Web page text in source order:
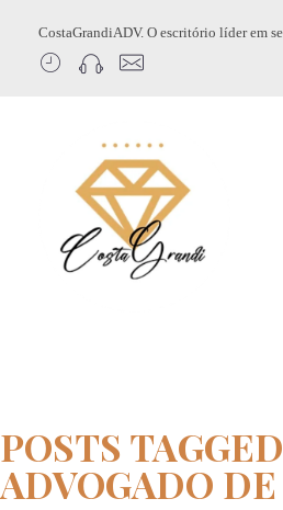
CostaGrandiADV. O escritório líder em
POSTS
ADVOGADO